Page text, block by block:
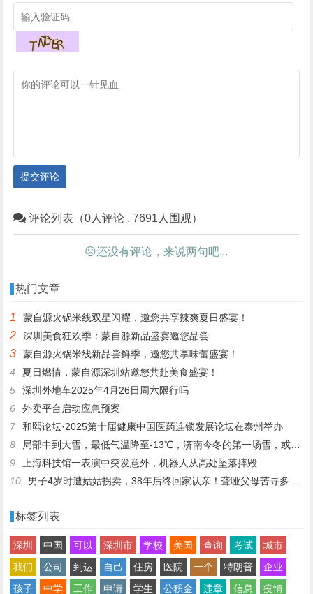
提交评论
评论列表（0人评论 , 7691人围观）
☹还没有评论，来说两句吧...
热门文章
1 蒙自源火锅米线双星闪耀，邀您共享辣爽夏日盛宴！
2 深圳美食狂欢季：蒙自源新品盛宴邀您品尝
3
蒙自源火锅米线新品尝鲜季，邀您共享味蕾盛宴！
4
夏日燃情，蒙自源深圳站邀您共赴美食盛宴！
5
深圳外地车2025年4月26日周六限行吗
6
外卖平台启动应急预案
7
和熙论坛·2025第十届健康中国医药连锁发展论坛在泰州举办
8
局部中到大雪，最低气温降至-13℃，济南今冬的第一场雪，或跟去年同一时间！
9
上海科技馆一表演中突发意外，机器人从高处坠落摔毁
10
男子4岁时遭姑姑拐卖，38年后终回家认亲！聋哑父母苦寻多年，母亲已抱憾离世丨红星寻人
标签列表
深圳 中国 可以 深圳市 学校 美国 查询 考试
城市
我们
公司 到达 自己 住房 医院 一个 特朗普
企业
孩子
中学 工作 申请 学生 公积金 违章 信息 疫情